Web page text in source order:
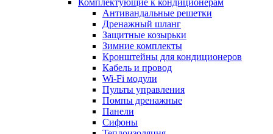
Комплектующие к кондиционерам
Антивандальные решетки
Дренажный шланг
Защитные козырьки
Зимние комплекты
Кронштейны для кондиционеров
Кабель и провод
Wi-Fi модули
Пульты управления
Помпы дренажные
Панели
Сифоны